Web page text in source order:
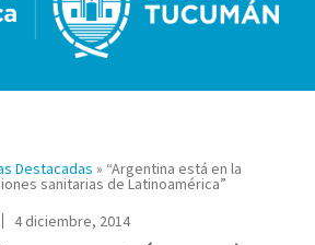
Destacadas » “Argentina está en la
sanitarias de Latinoamérica”
4 diciembre, 2014